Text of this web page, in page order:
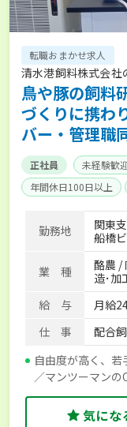
転職おまかせ求人
清水港飼料株式会社
鳥や豚の飼料
づくりに携わ
バー・管理職
正社員 未経験歓
年間休日100日以上
勤務地
関東
船橋ビ
業 種
酪農 /
造･加
給 与
月給
仕 事
配合
自由度が高く、
／マンツーマンの
気にな